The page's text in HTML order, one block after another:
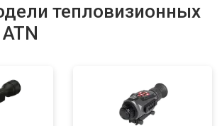
тепловизионных